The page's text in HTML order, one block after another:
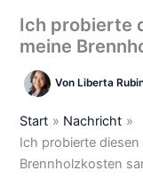
Ich probierte
meine
Von Liberta
Start
Nachricht
Ich probierte
Brennholzkosten